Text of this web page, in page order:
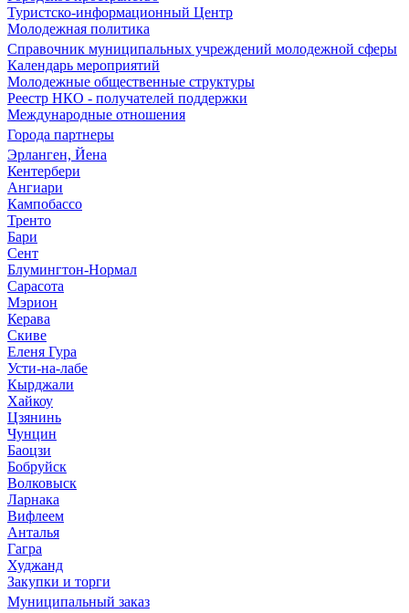
Туристско-информационный Центр
Молодежная политика
Справочник муниципальных учреждений молодежной сферы
Календарь мероприятий
Молодежные общественные структуры
Реестр НКО - получателей поддержки
Международные отношения
Города партнеры
Эрланген, Йена
Кентербери
Ангиари
Кампобассо
Тренто
Бари
Сент
Блумингтон-Нормал
Сарасота
Мэрион
Керава
Скиве
Еленя Гура
Усти-на-лабе
Кырджали
Хайкоу
Цзянинь
Чунцин
Баоцзи
Бобруйск
Волковыск
Ларнака
Вифлеем
Анталья
Гагра
Худжанд
Закупки и торги
Муниципальный заказ